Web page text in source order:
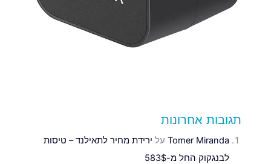
תגובות אחרונות
Tomer Miranda על ירידת מחיר לתאילנד – טיסות
לבנגקוק החל מ-583$